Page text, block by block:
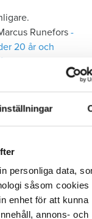
personliga data,
såsom cookies
enhet för att kunna
annons- och
Runefors ­
20 år och
avlidit.
­exempel i
eller levande
om att äldre